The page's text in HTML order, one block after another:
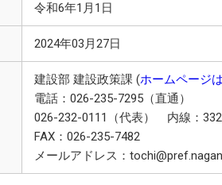
令和6年1月1日
2024年03月27日
建設部 建設政策課 (ホームページ
電話：026-235-7295（直通）
026-232-0111（代表） 内線：
FAX：026-235-7482
メールアドレス：